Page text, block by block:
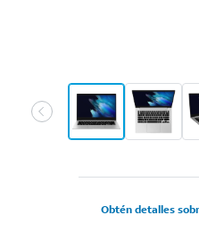
Obtén detalles